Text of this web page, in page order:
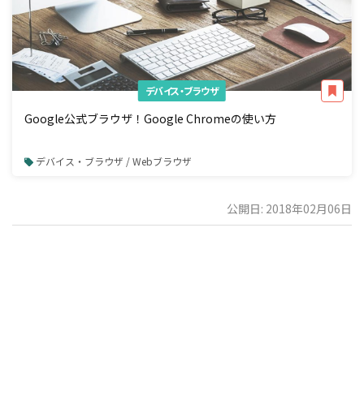
デバイス・ブラウザ
Google公式ブラウザ！Google Chromeの使い方
デバイス・ブラウザ / Webブラウザ
公開日: 2018年02月06日